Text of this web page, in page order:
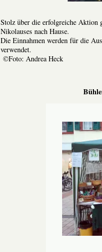
Stolz über die erfolgreiche Aktion
Nikolauses nach Hause.
Die Einnahmen werden für die
verwendet.
©Foto: Andrea Heck